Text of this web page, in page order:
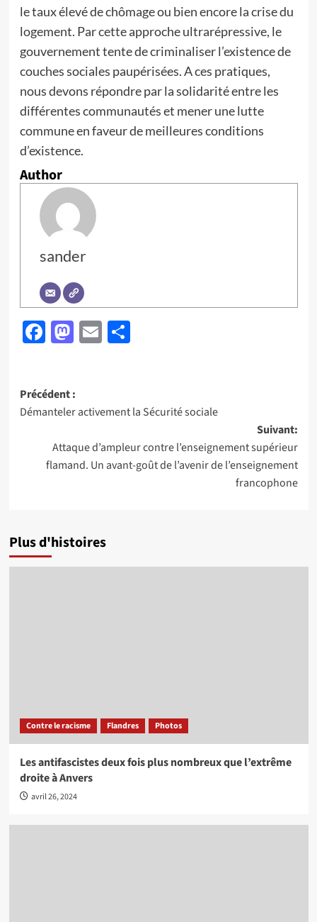
le taux élevé de chômage ou bien encore la crise du
logement. Par cette approche ultrarépressive, le
gouvernement tente de criminaliser l’existence de
couches sociales paupérisées. A ces pratiques,
nous devons répondre par la solidarité entre les
différentes communautés et mener une lutte
commune en faveur de meilleures conditions
d’existence.
Author
sander
Facebook
Mastodon
EmailPartager
Navigation
d’article
Précédent :
Démanteler activement la Sécurité sociale
Suivant:
Attaque d’ampleur contre l’enseignement supérieur
flamand. Un avant-goût de l’avenir de l’enseignement
francophone
Plus d'histoires
Contre le racisme Flandres Photos
Les antifascistes deux fois plus nombreux que l’extrême
droite à Anvers
avril 26, 2024